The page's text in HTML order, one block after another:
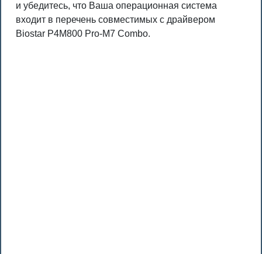
и убедитесь, что Ваша операционная система
входит в перечень совместимых с драйвером
Biostar P4M800 Pro-M7 Combo.